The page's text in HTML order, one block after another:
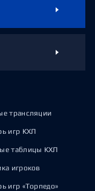
трансляции
игр КХЛ
таблицы КХЛ
игроков
игр «Торпедо»